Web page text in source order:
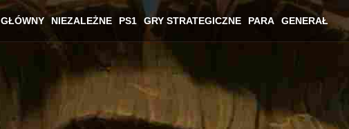
GŁÓWNY NIEZALEŻNE PS1 GRY STRATEGICZNE PARA GENERAŁ